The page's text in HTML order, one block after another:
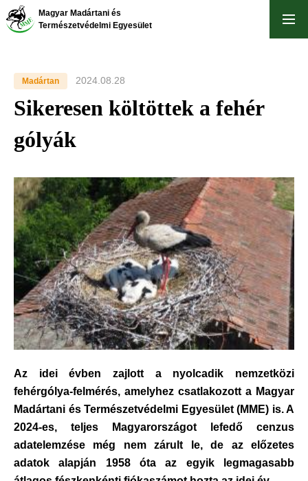
Skip
to
Magyar Madártani és
Természetvédelmi Egyesület
Madártan 2024.08.28
Sikeresen költöttek a fehér
gólyák
Az idei évben zajlott a nyolcadik nemzetközi
fehérgólya-felmérés, amelyhez csatlakozott a Magyar
Madártani és Természetvédelmi Egyesület (MME) is. A
2024-es, teljes Magyarországot lefedő cenzus
adatelemzése még nem zárult le, de az előzetes
adatok alapján 1958 óta az egyik legmagasabb